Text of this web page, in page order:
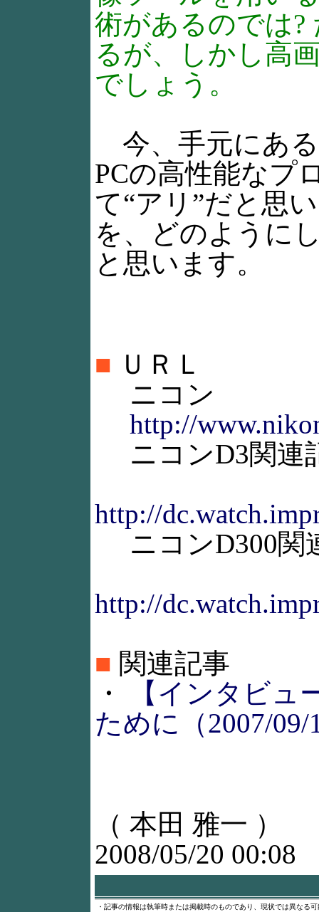
術があるのでは?
るが、しかし高
でしょう。
今、手元にあ
PCの高性能なプ
て“アリ”だと思
を、どのように
と思います。
■ ＵＲＬ
ニコン
http://
ニコンD3関連
http://
ニコンD300関
http://
■ 関連記事
・
【インタビ
ために（2007/09/
（ 本田 雅一 ）
2008/05/20 00:08
・記事の情報は執筆時または掲載時のものであり、現状では異なる